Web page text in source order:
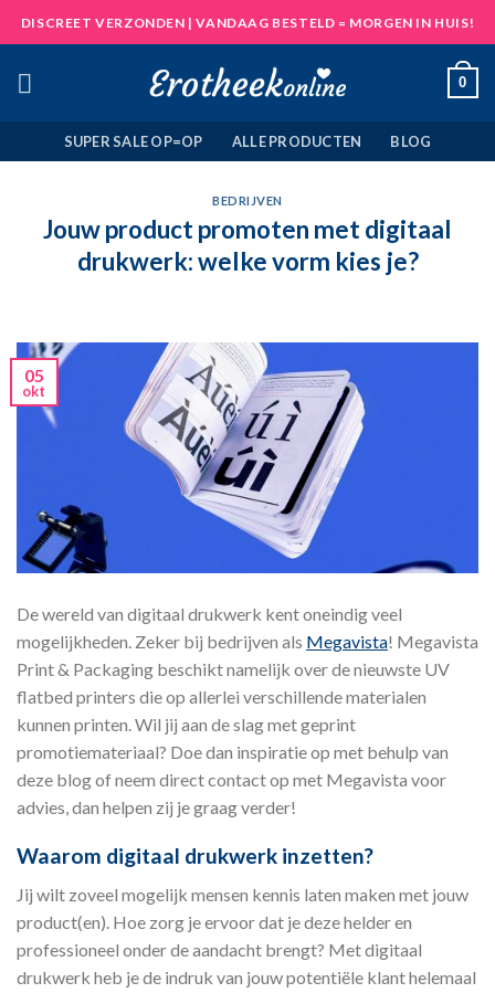
to
DISCREET VERZONDEN | VANDAAG BESTELD = MORGEN IN HUIS!
0
SUPER SALE OP=OP ALLE PRODUCTEN BLOG
BEDRIJVEN
Jouw product promoten met digitaal
drukwerk: welke vorm kies je?
05
okt
De wereld van digitaal drukwerk kent oneindig veel
mogelijkheden. Zeker bij bedrijven als Megavista! Megavista
Print & Packaging beschikt namelijk over de nieuwste UV
flatbed printers die op allerlei verschillende materialen
kunnen printen. Wil jij aan de slag met geprint
promotiemateriaal? Doe dan inspiratie op met behulp van
deze blog of neem direct contact op met Megavista voor
advies, dan helpen zij je graag verder!
Waarom digitaal drukwerk inzetten?
Jij wilt zoveel mogelijk mensen kennis laten maken met jouw
product(en). Hoe zorg je ervoor dat je deze helder en
professioneel onder de aandacht brengt? Met digitaal
drukwerk heb je de indruk van jouw potentiële klant helemaal